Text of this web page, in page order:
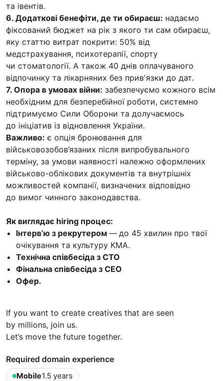
та івентів.
6. Додаткові бенефіти, де ти обираєш: надаємо
фіксований бюджет на рік з якого ти сам обираєш,
яку статтю витрат покрити: 50% від
медстрахування, психотерапії, спорту
чи стоматології. А також 40 днів оплачуваного
відпочинку та лікарняних без привʼязки до дат.
7. Опора в умовах війни: забезпечуємо кожного всім
необхідним для безперебійної роботи, системно
підтримуємо Сили Оборони та долучаємось
до ініціатив із відновлення України.
Важливо: є опція бронювання для
військовозобов’язаних після випробувального
терміну, за умови наявності належно оформлених
військово-облікових документів та внутрішніх
можливостей компанії, визначених відповідно
до вимог чинного законодавства.
Як виглядає hiring процес:
Інтерв’ю з рекрутером — до 45 хвилин про твої
очікування та культуру KMA.
Технічна співбесіда з CTO
Фінальна співбесіда з CEO
Офер.
If you want to create creatives that are seen
by millions, join us.
Let’s move the future together.
Required domain experience
Mobile1.5 years